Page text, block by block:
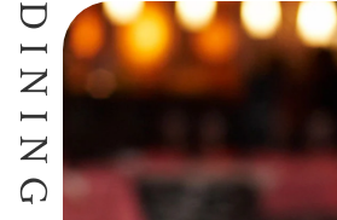
DINING